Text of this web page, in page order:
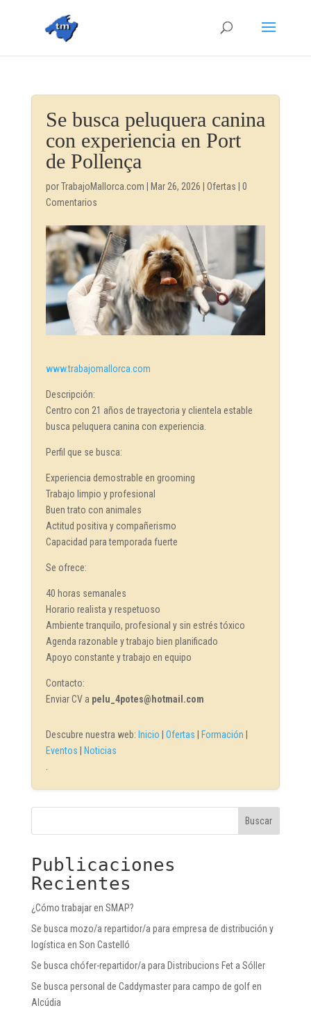
Se busca peluquera canina
con experiencia en Port
de Pollença
porTrabajoMallorca.com Mar 26, 2026 Ofertas
0
Comentarios
www.trabajomallorca.com
Descripción:
Centro con 21 años de trayectoria y clientela estable
busca peluquera canina con experiencia.
Perfil que se busca:
Experiencia demostrable en grooming
Trabajo limpio y profesional
Buen trato con animales
Actitud positiva y compañerismo
Capacidad para temporada fuerte
Se ofrece:
40 horas semanales
Horario realista y respetuoso
Ambiente tranquilo, profesional y sin estrés tóxico
Agenda razonable y trabajo bien planificado
Apoyo constante y trabajo en equipo
Contacto:
Enviar CV a pelu_4potes@hotmail.com
Descubre nuestra web: Inicio Ofertas Formación
Eventos
Noticias
Buscar
Publicaciones
Recientes
¿Cómo trabajar en SMAP?
Se busca mozo/a repartidor/a para empresa de distribución y
logística en Son Castelló
Se busca chófer-repartidor/a para Distribucions Fet a Sóller
Se busca personal de Caddymaster para campo de golf en
Alcúdia